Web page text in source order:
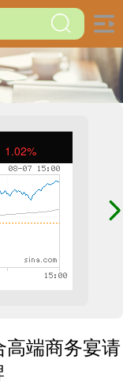
1.02%
端商务宴请